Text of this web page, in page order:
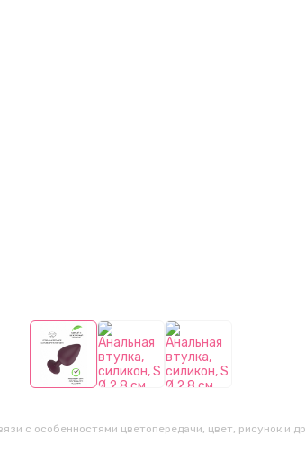
с особенностями цветопередачи, цвет, рисунок и